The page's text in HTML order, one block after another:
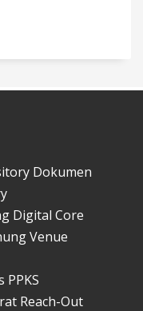
Dokumen
Digital Core
Venue
PPKS
Reach-Out